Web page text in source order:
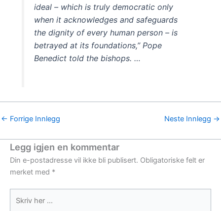
ideal – which is truly democratic only
when it acknowledges and safeguards
the dignity of every human person – is
betrayed at its foundations,” Pope
Benedict told the bishops. …
← Forrige Innlegg Neste Innlegg →
Legg igjen en kommentar
Din e-postadresse vil ikke bli publisert. Obligatoriske felt er
merket med *
her